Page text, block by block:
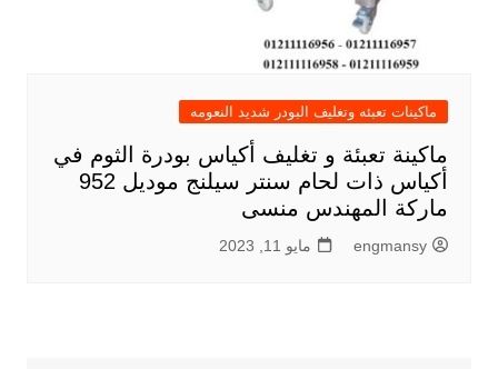
ماكينات تعبئه وتغليف البودر شديد النعومه
ماكينة تعبئة و تغليف أكياس بودرة الثوم في
أكياس ذات لحام سنتر سيلنج موديل 952
ماركة المهندس منسى
engmansy مايو 11, 2023